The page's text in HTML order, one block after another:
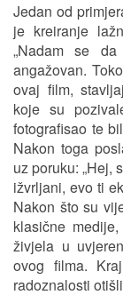
Jedan od
je kreiranje
„Nadam se
angažovan.
ovaj film,
koje su
fotografisao te
Nakon toga
uz poruku: „Hej,
ižvrljani, evo ti
Nakon što su
klasične
živjela u
ovog filma.
radoznalosti